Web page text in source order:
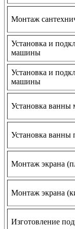
Монтаж
Установка и
машины
Установка и
машины
Установка ванны
Установка ванны
Монтаж экрана
Монтаж экрана
Изготовление